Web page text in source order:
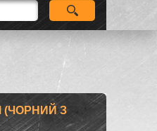
(ЧОРНИЙ З